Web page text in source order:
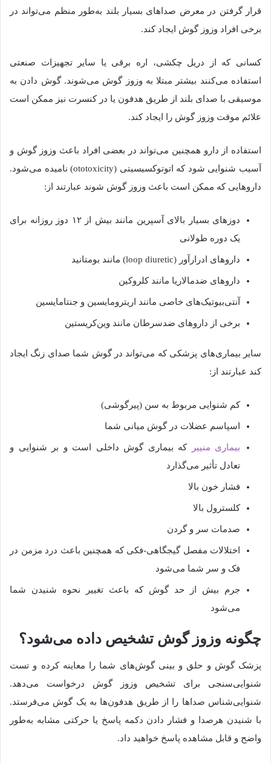
قرار گرفتن در معرض صداهای بسیار بلند به‌طور منظم می‌تواند در
برخی افراد وزوز گوش ایجاد کند.
کسانی که از دریل چکشی، اره برقی یا سایر تجهیزات صنعتی
استفاده می‌کنند بیشتر مبتلا به وزوز گوش می‌شوند. گوش دادن به
موسیقی با صدای بلند از طریق هدفون یا در کنسرت نیز ممکن است
علائم موقت وزوز گوش را ایجاد کند.
استفاده از دارو همچنین می‌تواند در بعضی افراد باعث وزوز گوش و
آسیب شنوایی شود که اتوتوکسیسیتی (ototoxicity) نامیده می‌شود.
داروهایی که ممکن است باعث وزوز گوش شوند عبارتند از:
دوزهای بسیار بالای آسپرین مانند بیش از ۱۲ دوز روزانه برای
یک دوره طولانی
داروهای ادرارآور (loop diuretic) مانند بومتانید
داروهای ضدمالاریا مانند کلروکین
آنتی‌بیوتیک‌های خاصی مانند اریترومایسین و جنتامایسین
برخی از داروهای ضدسرطان مانند وین‌کریستین
سایر بیماری‌های پزشکی که می‌تواند در گوش شما صدای زنگ ایجاد
کند عبارتند از:
کم شنوایی مربوط به سن (پیرگوشی)
اسپاسم عضلات در گوش میانی شما
بیماری منییر
که بیماری گوش داخلی است و بر شنوایی و
تعادل تأثیر می‌گذارد
فشار خون بالا
کلسترول بالا
صدمات سر و گردن
اختلالات مفصل گیجگاهی-فکی که همچنین باعث درد مزمن در
فک و سر شما می‌شود
جرم بیش از حد گوش که باعث تغییر نحوه شنیدن شما
می‌شود
چگونه وزوز گوش تشخیص داده می‌شود؟
پزشک گوش و حلق و بینی گوش‌های شما را معاینه کرده و تست
شنوایی‌سنجی برای تشخیص وزوز گوش درخواست می‌دهد.
شنوایی‌شناس صداها را از طریق هدفون‌ها به یک گوش می‌فرستد.
با شنیدن هرصدا و فشار دادن دکمه پاسخ یا حرکتی مشابه به‌طور
واضح و قابل مشاهده پاسخ خواهید داد.